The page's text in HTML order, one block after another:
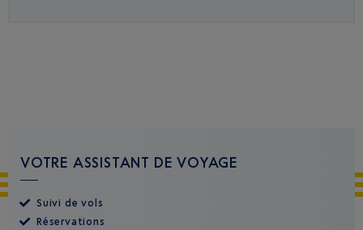
VOTRE ASSISTANT DE VOYAGE
Suivi de vols
Réservations